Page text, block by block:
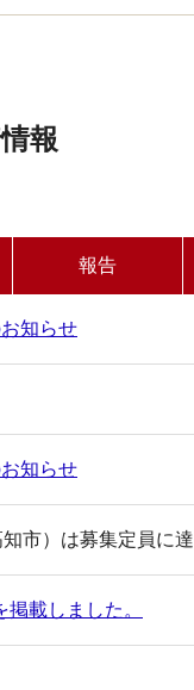
報
報告
知らせ
知らせ
市）は募集定員に達
載しました。